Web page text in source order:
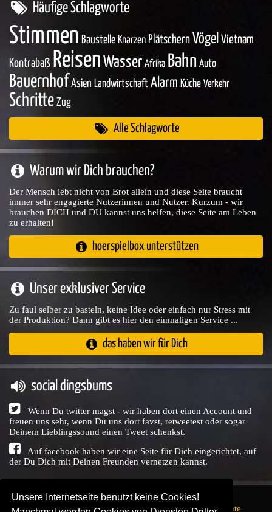
Unsere Internetseite benutzt keine Cookies!
Häufige Schlagworte
Stimmen Baustelle Knarzen Plätschern Vögel Vietnam
Kontrabaß ReisenWasser Afrika Bahn Auto
Bauernhof Asien Landwirtschaft Alarm Küche Verkehr
Schritte Zug
Alle Schlagworte
Warum wir Dich brauchen?
Der Mensch lebt nicht von Brot allein und diese Seite braucht
immer sehr engagierte Nutzerinnen und Nutzer. Kurzum - wir
brauchen DICH und DU kannst uns helfen, diese Seite am Leben
zu erhalten!
hoerspielbox unterstützen
Unser exklusiver Service
Zu faul selber zu basteln, keine Idee oder einfach nur Stress mit
der Produktion? Dann gibt es hier den einmaligen Service ...
das haben wir für Dich
social dingsbums
Wenn Du twitter magst - wir haben dort einen Account und
freuen uns sehr, wenn Du uns dort favst, retweetest oder sogar
Deinem Lieblingssound einen Tweet schenkst.
Auf facebook haben wir eine Seite für Dich eingerichtet, auf
der Du Dich mit Deinen Freunden vernetzen kannst.
Copyright © Audio Union GbR, 1999 - 2026,Nutzungsrechte